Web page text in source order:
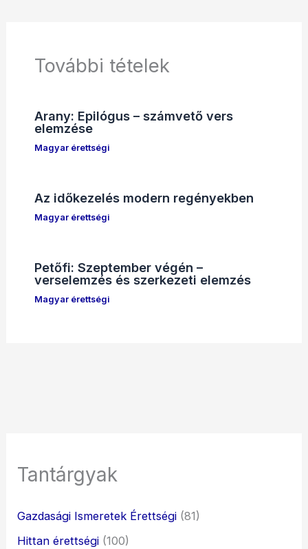
További tételek
Arany: Epilógus – számvető vers
elemzése
Magyar érettségi
Az időkezelés modern regényekben
Magyar érettségi
Petőfi: Szeptember végén –
verselemzés és szerkezeti elemzés
Magyar érettségi
Tantárgyak
Gazdasági Ismeretek Érettségi (81)
Hittan érettségi (100)